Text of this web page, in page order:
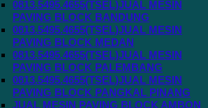
0813.5495.4655(TSEL)JUAL MESIN
PAVING BLOCK BANDUNG
0813.5495.4655(TSEL)JUAL MESIN
PAVING BLOCK MEDAN
0813.5495.4655(TSEL)JUAL MESIN
PAVING BLOCK PALEMBANG
0813.5495.4655(TSEL)JUAL MESIN
PAVING BLOCK PANGKAL PINANG
JUAL MESIN PAVING BLOCK AMBON